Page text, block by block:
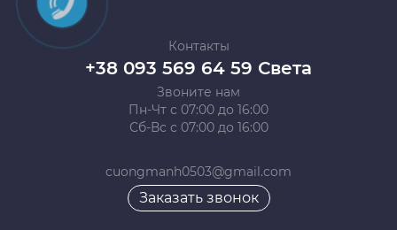
Контакты
+38 093 569 64 59 Света
Звоните нам
Пн-Чт с 07:00 до 16:00
Сб-Вс с 07:00 до 16:00
cuongmanh0503@gmail.com
Заказать звонок